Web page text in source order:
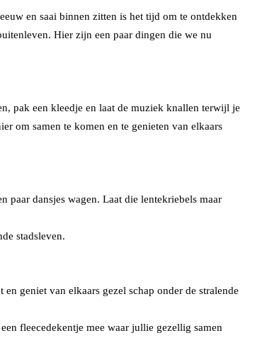
en saai binnen zitten is het tijd om te ontdekken
Hier zijn een paar dingen die we nu
pak een kleedje en laat de muziek knallen terwijl je
om samen te komen en te genieten van elkaars
paar dansjes wagen. Laat die lentekriebels maar
stadsleven.
geniet van elkaars gezel schap onder de stralende
fleecedekentje mee waar jullie gezellig samen